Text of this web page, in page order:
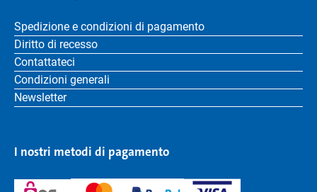
Spedizione e condizioni di pagamento
Diritto di recesso
Contattateci
Condizioni generali
Newsletter
I nostri metodi di pagamento